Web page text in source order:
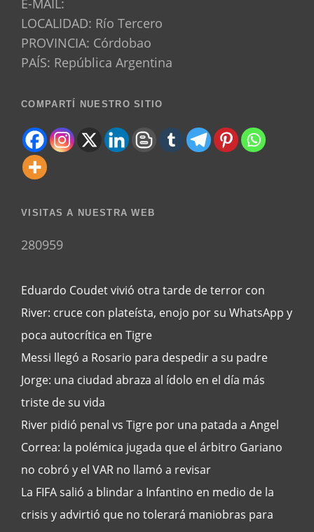
E-MAIL:
LOCALIDAD: Río Tercero
PROVINCIA: Córdobao
PAÍS: República Argentina
COMPARTÍ NUESTRO SITIO
VISITAS A NUESTRA WEB
280959
Eduardo Coudet vivió otra tarde de terror con
River: cruce con plateísta, enojo por su WhatsApp y
poca autocrítica en Tigre
Messi llegó a Rosario para despedir a su padre
Jorge: una ciudad abraza al ídolo en el día más
triste de su vida
River pidió penal vs Tigre por una patada a Angel
Correa: la polémica jugada que el árbitro Gariano
no cobró y el VAR no llamó a revisar
La FIFA salió a blindar a Infantino en medio de la
crisis y advirtió que no tolerará maniobras para